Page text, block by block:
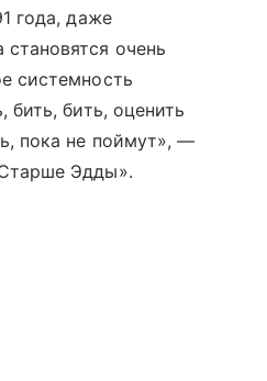
года, даже
очень
системность
бить, бить, оценить
пока не поймут», —
Эдды».